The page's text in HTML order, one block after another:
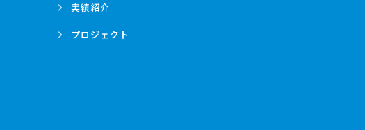
実績紹介
プロジェクト